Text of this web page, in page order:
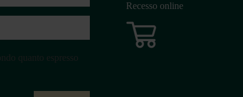
quanto espresso
Recesso online